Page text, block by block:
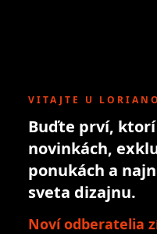
VITAJTE U
Buďte prví, ktorí
novinkách,
ponukách a
sveta dizajnu.
Noví odberatelia